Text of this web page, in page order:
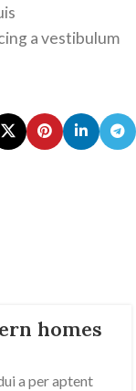
a vestibulum
homes
a per aptent